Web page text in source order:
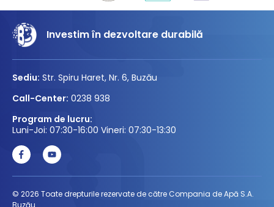
Investim în dezvoltare durabilă
Sediu: Str. Spiru Haret, Nr. 6, Buzău
Call-Center: 0238 938
Program de lucru:
Luni-Joi: 07:30-16:00 Vineri: 07:30-13:30
© 2026 Toate drepturile rezervate de către Compania de Apă S.A.
Buzău